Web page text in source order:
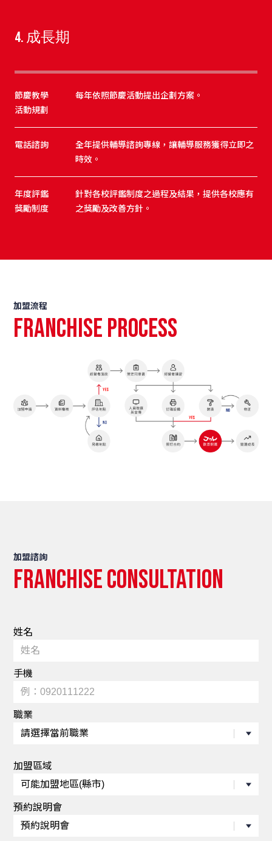
4. 成長期
節慶教學
活動規劃
每年依照節慶活動提出企劃方案。
電話諮詢
全年提供輔導諮詢專線，讓輔導服務獲得立即之
時效。
年度評鑑
獎勵制度
針對各校評鑑制度之過程及結果，提供各校應有
之獎勵及改善方針。
加盟流程
Franchise Process
加盟諮詢
Franchise consultation
姓名
手機
職業
加盟區域
預約說明會